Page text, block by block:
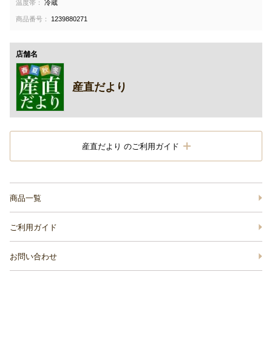
温度帯： 冷蔵
商品番号： 1239880271
店舗名
産直だより
産直だより のご利用ガイド
商品一覧
ご利用ガイド
お問い合わせ